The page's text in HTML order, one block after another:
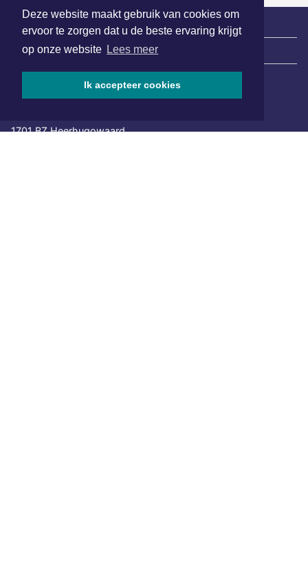
Deze website maakt gebruik van cookies om
ervoor te zorgen dat u de beste ervaring krijgt
op onze website Lees meer
Ik accepteer cookies
| Nieuws | Sport | Evenementen
Hoofdvestiging:
1701 BZ Heerhugowaard